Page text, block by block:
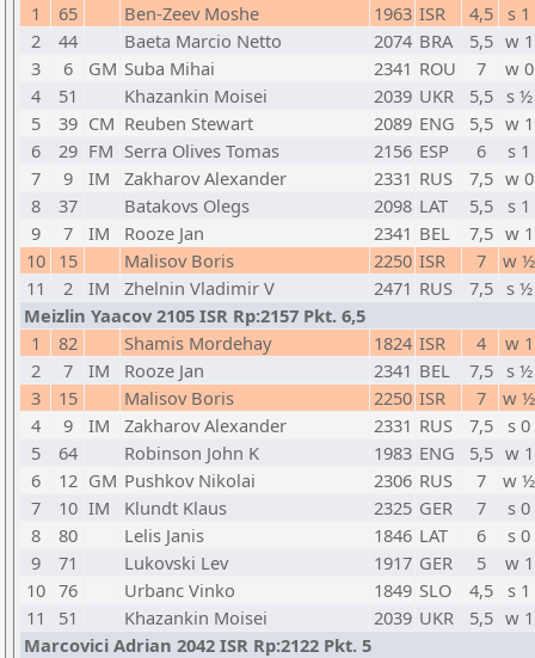
1
65 Ben-Zeev Moshe 1963 ISR 4,5
s 1
2
44 Baeta Marcio Netto 2074 BRA 5,5 w 1
3
6 GM Suba Mihai 2341 ROU 7
w 0
4
51 Khazankin Moisei 2039 UKR 5,5
s ½
5
39 CM Reuben Stewart 2089 ENG 5,5 w 1
6
29 FM Serra Olives Tomas 2156 ESP 6
s 1
7
9 IM Zakharov Alexander 2331 RUS 7,5 w 0
8
37 Batakovs Olegs 2098 LAT 5,5
s 1
9
7 IM Rooze Jan 2341 BEL 7,5 w 1
10 15 Malisov Boris 2250 ISR 7
w ½
11
2 IM Zhelnin Vladimir V 2471 RUS 7,5
s ½
Meizlin Yaacov 2105 ISR Rp:2157 Pkt. 6,5
1
82 Shamis Mordehay 1824 ISR 4
w 1
2
7 IM Rooze Jan 2341 BEL 7,5
s ½
3
15 Malisov Boris 2250 ISR 7
w ½
4
9 IM Zakharov Alexander 2331 RUS 7,5
s 0
5
64 Robinson John K 1983 ENG 5,5 w 1
6
12 GM Pushkov Nikolai 2306 RUS 7
w ½
7
10 IM Klundt Klaus 2325 GER 7
s 0
8
80 Lelis Janis 1846 LAT 6
s 0
9
71 Lukovski Lev 1917 GER 5
w 1
10 76 Urbanc Vinko 1849 SLO 4,5
s 1
11
51 Khazankin Moisei 2039 UKR 5,5 w 1
Marcovici Adrian 2042 ISR Rp:2122 Pkt. 5